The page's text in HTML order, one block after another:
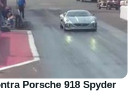
Porsche 918 Spyder